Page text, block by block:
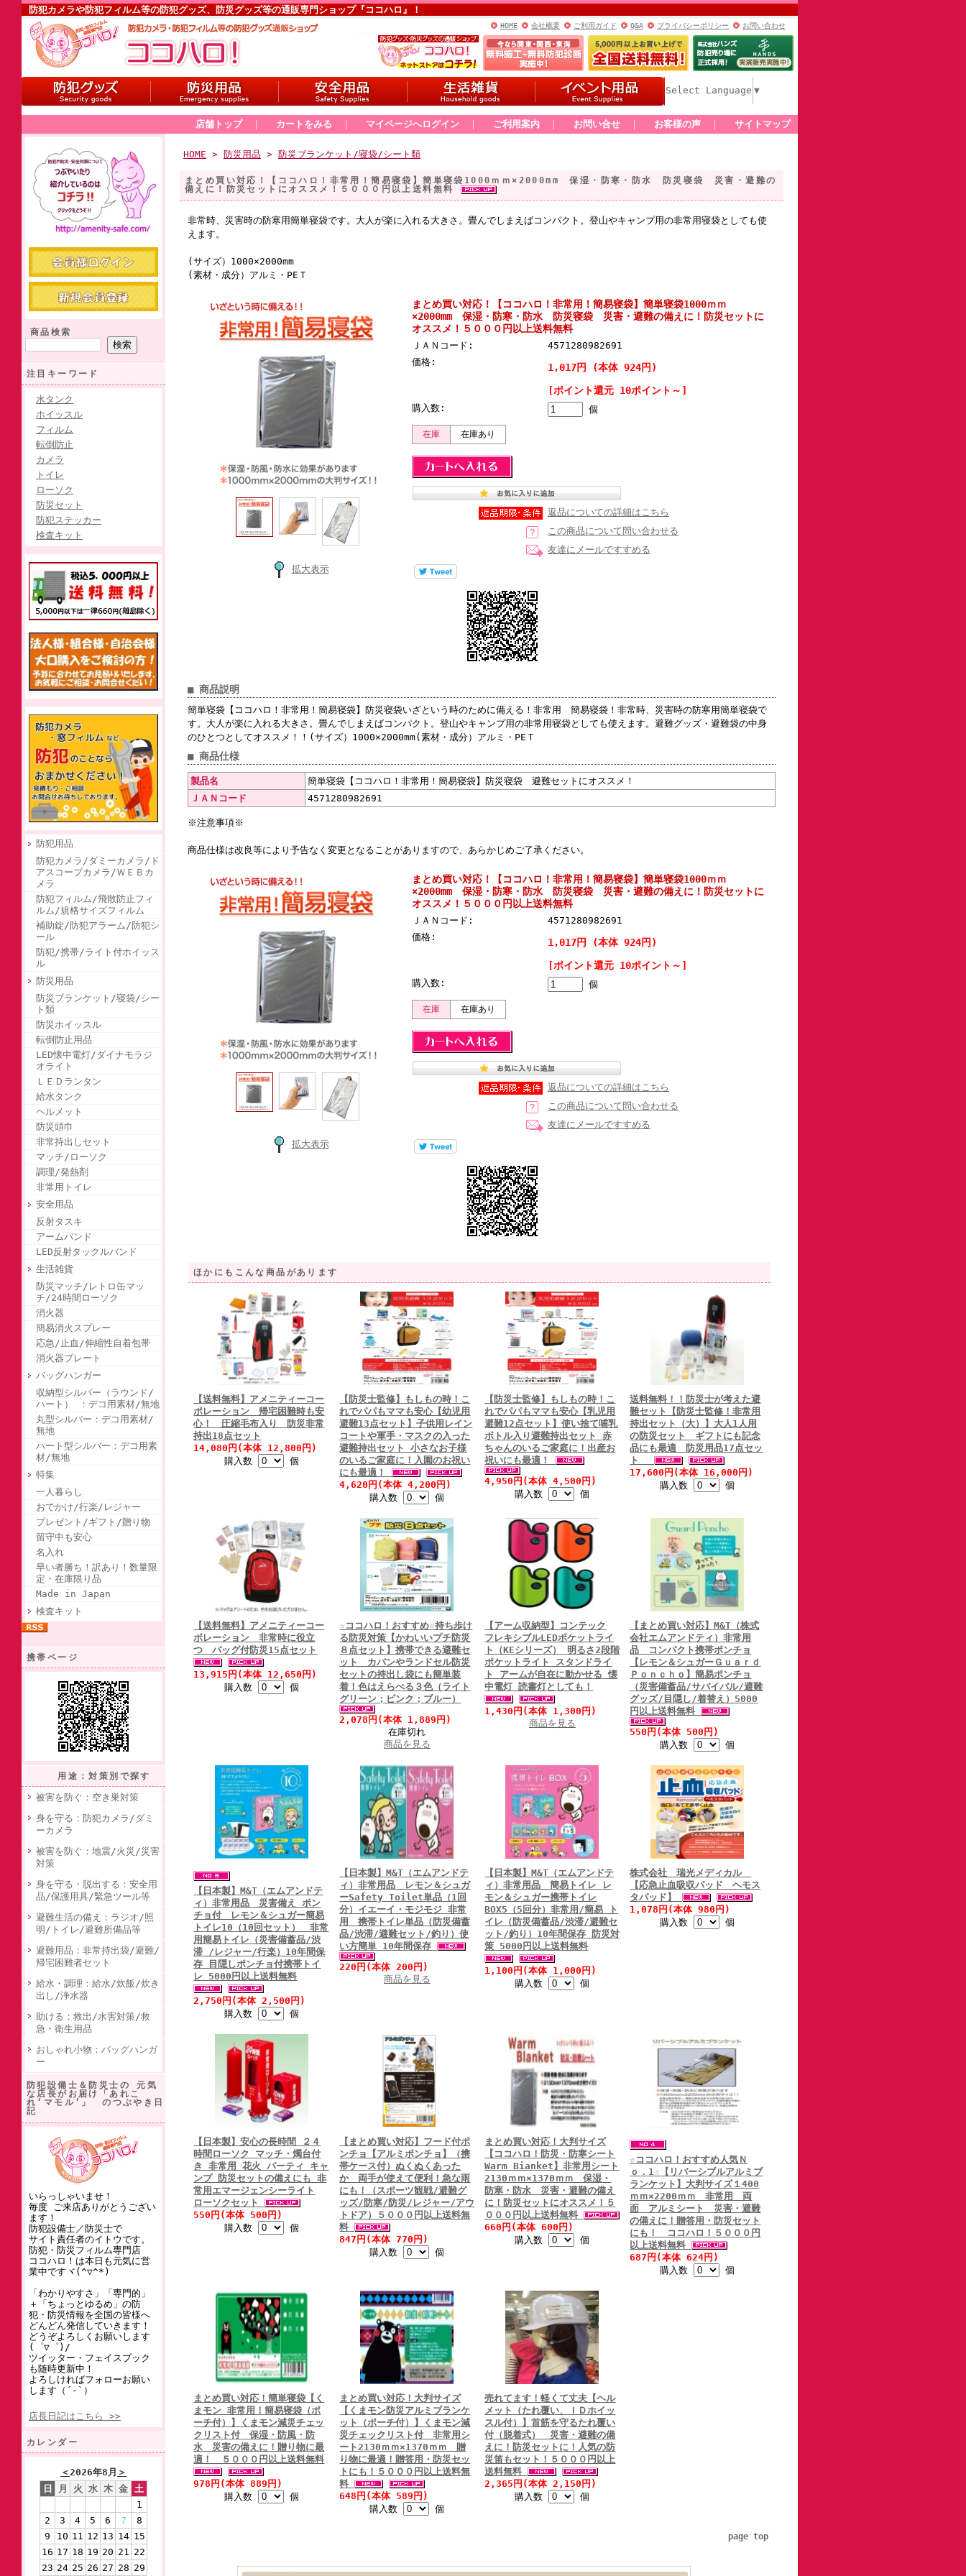
防犯カメラや防犯フィルム等の防犯グッズ、防災グッズ等の通販専門ショップ『ココハロ』！
HOME 会社概要 ご利用ガイド Q&A プライバシーポリシー お問い合わせ
Select Language ▼
店舗トップ ｜ カートをみる ｜ マイページへログイン ｜ ご利用案内 ｜ お問い合せ ｜ お客様の声 ｜ サイトマップ
商品検索
注目キーワード
水タンク
ホイッスル
フィルム
転倒防止
カメラ
トイレ
ローソク
防災セット
防犯ステッカー
検査キット
防犯用品
防犯カメラ/ダミーカメラ/ド
アスコープカメラ/ＷＥＢカ
メラ
防犯フィルム/飛散防止フィ
ルム/規格サイズフィルム
補助錠/防犯アラーム/防犯シ
ール
防犯/携帯/ライト付ホイッス
ル
防災用品
防災ブランケット/寝袋/シー
ト類
防災ホイッスル
転倒防止用品
LED懐中電灯/ダイナモラジ
オライト
ＬＥＤランタン
給水タンク
ヘルメット
防災頭巾
非常持出しセット
マッチ/ローソク
調理/発熱剤
非常用トイレ
安全用品
反射タスキ
アームバンド
LED反射タックルバンド
生活雑貨
防災マッチ/レトロ缶マッ
チ/24時間ローソク
消火器
簡易消火スプレー
応急/止血/伸縮性自着包帯
消火器プレート
バッグハンガー
収納型シルバー（ラウンド/
ハート） ：デコ用素材/無地
丸型シルバー：デコ用素材/
無地
ハート型シルバー：デコ用素
材/無地
特集
一人暮らし
おでかけ/行楽/レジャー
プレゼント/ギフト/贈り物
留守中も安心
名入れ
早い者勝ち！訳あり！数量限
定・在庫限り品
Made in Japan
検査キット
携帯ページ
用途：対策別で探す
被害を防ぐ：空き巣対策
身を守る：防犯カメラ/ダミ
ーカメラ
被害を防ぐ：地震/火災/災害
対策
身を守る・脱出する：安全用
品/保護用具/緊急ツール等
避難生活の備え：ラジオ/照
明/トイレ/避難所備品等
避難用品：非常持出袋/避難/
帰宅困難者セット
給水・調理：給水/炊飯/炊き
出し/浄水器
助ける：救出/水害対策/救
急・衛生用品
おしゃれ小物：バッグハンガ
ー
防犯設備士＆防災士の 元気
な店長がお届け「あれこ
れ‘マモル’」 のつぶやき日
記
いらっしゃいませ！
毎度 ご来店ありがとうござい
ます！
防犯設備士／防災士で
サイト責任者のイトウです。
防犯・防災フィルム専門店
ココハロ！は本日も元気に営
業中ですヾ(^▽^*)
「わかりやすさ」「専門的」
＋「ちょっとゆるめ」の防
犯・防災情報を全国の皆様へ
どんどん発信していきます！
どうぞよろしくお願いします
(゜▽゜)/
ツイッター・フェイスブック
も随時更新中！
よろしければフォローお願い
します（´-`）
店長日記はこちら >>
カレンダー
＜2026年8月 ＞
日
月 火 水 木 金 土
1
2
3 4 5 6 7
8
9
10 11 12 13 14 15
16 17 18 19 20 21 22
23 24 25 26 27 28 29
HOME > 防災用品 > 防災ブランケット/寝袋/シート類
まとめ買い対応！【ココハロ！非常用！簡易寝袋】簡単寝袋1000ｍｍ×2000mm 保湿・防寒・防水 防災寝袋 災害・避難の
備えに！防災セットにオススメ！５０００円以上送料無料
非常時、災害時の防寒用簡単寝袋です。大人が楽に入れる大きさ。畳んでしまえばコンパクト。登山やキャンプ用の非常用寝袋としても使
えます。
(サイズ）1000×2000mm
(素材・成分）アルミ・PEＴ
拡大表示
まとめ買い対応！【ココハロ！非常用！簡易寝袋】簡単寝袋1000ｍｍ
×2000mm 保湿・防寒・防水 防災寝袋 災害・避難の備えに！防災セットに
オススメ！５０００円以上送料無料
ＪＡＮコード:
4571280982691
価格:
1,017円 (本体 924円)
[ポイント還元 10ポイント～]
購入数: 個
在庫 在庫あり
返品についての詳細はこちら
この商品について問い合わせる
友達にメールですすめる
■ 商品説明
簡単寝袋【ココハロ！非常用！簡易寝袋】防災寝袋いざという時のために備える！非常用 簡易寝袋！非常時、災害時の防寒用簡単寝袋で
す。大人が楽に入れる大きさ。畳んでしまえばコンパクト。登山やキャンプ用の非常用寝袋としても使えます。避難グッズ・避難袋の中身
のひとつとしてオススメ！！(サイズ）1000×2000mm(素材・成分）アルミ・PEＴ
■ 商品仕様
製品名
簡単寝袋【ココハロ！非常用！簡易寝袋】防災寝袋 避難セットにオススメ！
ＪＡＮコード
4571280982691
※注意事項※
商品仕様は改良等により予告なく変更となることがありますので、あらかじめご了承ください。
拡大表示
まとめ買い対応！【ココハロ！非常用！簡易寝袋】簡単寝袋1000ｍｍ
×2000mm 保湿・防寒・防水 防災寝袋 災害・避難の備えに！防災セットに
オススメ！５０００円以上送料無料
ＪＡＮコード:
4571280982691
価格:
1,017円 (本体 924円)
[ポイント還元 10ポイント～]
購入数: 個
在庫 在庫あり
返品についての詳細はこちら
この商品について問い合わせる
友達にメールですすめる
ほかにもこんな商品があります
【送料無料】アメニティーコー
ポレーション 帰宅困難時も安
心！ 圧縮毛布入り 防災非常
持出18点セット
14,080円(本体 12,800円)
購入数
個
【防災士監修】もしもの時！こ
れでパパもママも安心【幼児用
避難13点セット】子供用レイン
コートや軍手・マスクの入った
避難持出セット 小さなお子様
のいるご家庭に！入園のお祝い
にも最適！
4,620円(本体 4,200円)
購入数
個
【防災士監修】もしもの時！こ
れでパパもママも安心【乳児用
避難12点セット】使い捨て哺乳
ボトル入り避難持出セット 赤
ちゃんのいるご家庭に！出産お
祝いにも最適！
4,950円(本体 4,500円)
購入数
個
送料無料！！防災士が考えた避
難セット【防災士監修！非常用
持出セット（大）】大人1人用
の防災セット ギフトにも記念
品にも最適 防災用品17点セッ
ト
17,600円(本体 16,000円)
購入数
個
【送料無料】アメニティーコー
ポレーション 非常時に役立
つ バッグ付防災15点セット
13,915円(本体 12,650円)
購入数
個
☆ココハロ！おすすめ☆持ち歩け
る防災対策【かわいいプチ防災
８点セット】携帯できる避難セ
ット カバンやランドセル防災
セットの持出し袋にも簡単装
着！色はえらべる３色（ライト
グリーン；ピンク；ブルー）
2,078円(本体 1,889円)
在庫切れ
商品を見る
【アーム収納型】コンテック
フレキシブルLEDポケットライ
ト（KEシリーズ） 明るさ2段階
ポケットライト スタンドライ
ト アームが自在に動かせる 懐
中電灯 読書灯としても！
1,430円(本体 1,300円)
商品を見る
【まとめ買い対応】M&T（株式
会社エムアンドティ）非常用
品 コンパクト携帯ポンチョ
【レモン＆シュガーＧｕａｒｄ
Ｐｏｎｃｈｏ】簡易ポンチョ
（災害備蓄品/サバイバル/避難
グッズ/目隠し/着替え）5000
円以上送料無料
550円(本体 500円)
購入数
個
【日本製】M&T（エムアンドテ
ィ）非常用品 災害備え ポン
チョ付 レモン＆シュガー簡易
トイレ10（10回セット） 非常
用簡易トイレ（災害備蓄品/渋
滞 /レジャー/行楽）10年間保
存 目隠しポンチョ付携帯トイ
レ 5000円以上送料無料
2,750円(本体 2,500円)
購入数
個
【日本製】M&T（エムアンドテ
ィ）非常用品 レモン＆シュガ
ーSafety Toilet単品（1回
分）イエーイ・モジモジ 非常
用 携帯トイレ単品（防災備蓄
品/渋滞/避難セット/釣り）使
い方簡単 10年間保存
220円(本体 200円)
商品を見る
【日本製】M&T（エムアンドテ
ィ）非常用品 簡易トイレ レ
モン＆シュガー携帯トイレ
BOX5（5回分）非常用/簡易 ト
イレ（防災備蓄品/渋滞/避難セ
ット/釣り）10年間保存 防災対
策 5000円以上送料無料
1,100円(本体 1,000円)
購入数
個
株式会社 瑞光メディカル
【応急止血吸収パッド ヘモス
タパッド】
1,078円(本体 980円)
購入数
個
【日本製】安心の長時間 ２４
時間ローソク マッチ・燭台付
き 非常用 花火 パーティ キャ
ンプ 防災セットの備えにも 非
常用エマージェンシーライト
ローソクセット
550円(本体 500円)
購入数
個
【まとめ買い対応】フード付ポ
ンチョ【アルミポンチョ】（携
帯ケース付）ぬくぬくあった
か 両手が使えて便利！急な雨
にも！（スポーツ観戦/避難グ
ッズ/防寒/防災/レジャー/アウ
トドア）５０００円以上送料無
料
847円(本体 770円)
購入数
個
まとめ買い対応！大判サイズ
【ココハロ！防災・防寒シート
Warm Bianket】非常用シート
2130ｍｍ×1370ｍｍ 保湿・
防寒・防水 災害・避難の備え
に！防災セットにオススメ！５
０００円以上送料無料
660円(本体 600円)
購入数
個
☆ココハロ！おすすめ人気Ｎ
ｏ．1☆【リバーシブルアルミブ
ランケット】大判サイズ１400
ｍｍ×2200ｍｍ 非常用 両
面 アルミシート 災害・避難
の備えに！贈答用・防災セット
にも！ ココハロ！５０００円
以上送料無料
687円(本体 624円)
購入数
個
まとめ買い対応！簡単寝袋【く
まモン 非常用！簡易寝袋（ポ
ーチ付）】くまモン減災チェッ
クリスト付 保湿・防風・防
水 災害の備えに！贈り物に最
適！ ５０００円以上送料無料
978円(本体 889円)
購入数
個
まとめ買い対応！大判サイズ
【くまモン防災アルミブランケ
ット（ポーチ付）】くまモン減
災チェックリスト付 非常用シ
ート2130ｍｍ×1370ｍｍ 贈
り物に最適！贈答用・防災セッ
トにも！５０００円以上送料無
料
648円(本体 589円)
購入数
個
売れてます！軽くて丈夫【ヘル
メット（たれ覆い、ＩＤホイッ
スル付）】首筋を守るたれ覆い
付（脱着式） 災害・避難の備
えに！防災セットに！人気の防
災笛もセット！５０００円以上
送料無料
2,365円(本体 2,150円)
購入数
個
page top